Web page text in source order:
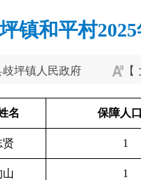
镇和平村
坪镇人民政府 【
名 保障人
贤 1
山 1